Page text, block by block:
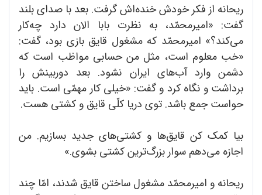
ریحانه از فکر خودش خنده‌اش گرفت. بعد با صدای بلند
گفت: «امیرمحمّد، به نظرت بابا الان دارد چه‌کار
می‌کند؟» امیر‌محمّد که مشغول قایق بازی بود، گفت:
«خب معلوم است، مثل من حسابی مواظب است که
دشمن وارد آب‌های ایران نشود. بعد دوربینش را
برداشت و نگاه کرد و گفت: «خیلی کار مهمّی است. باید
حواست جمع باشد. توی دریا کلّی قایق و کشتی هست.
بیا کمک کن قایق‌ها و کشتی‌های جدید بسازیم. من
اجازه می‌دهم سوار بزرگ‌ترین کشتی بشوی.»
ریحانه و امیرمحمّد مشغول ساختن قایق شدند، امّا چند